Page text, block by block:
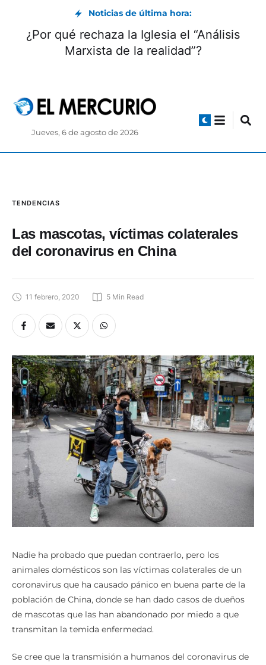
Noticias de última hora:
¿Por qué rechaza la Iglesia el “Análisis
Marxista de la realidad”?
Jueves, 6 de agosto de 2026
TENDENCIAS
Las mascotas, víctimas colaterales
del coronavirus en China
11 febrero, 2020 5 Min Read
Nadie ha probado que puedan contraerlo, pero los
animales domésticos son las víctimas colaterales de un
coronavirus que ha causado pánico en buena parte de la
población de China, donde se han dado casos de dueños
de mascotas que las han abandonado por miedo a que
transmitan la temida enfermedad.
Se cree que la transmisión a humanos del coronavirus de